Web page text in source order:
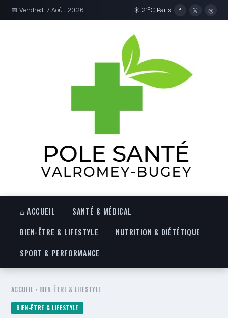
📅 Vendredi 7 Août 2026 ☀ 21°C Paris f 𝕏 ◎
⌂ ACCUEIL
SANTÉ & MÉDICAL
BIEN-ÊTRE & LIFESTYLE
NUTRITION & DIÉTÉTIQUE
SPORT & PERFORMANCE
ACCUEIL › BIEN-ÊTRE & LIFESTYLE
BIEN-ÊTRE & LIFESTYLE